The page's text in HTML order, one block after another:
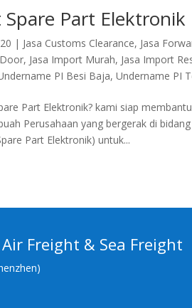
Spare Part
| Jasa Customs Clearance, Jasa
, Jasa Import Murah, Jasa Import
PI Besi Baja,Undername PI
Part Elektronik? kami siap
Perusahaan yang bergerak di
Part Elektronik) untuk...
Freight & Sea Freight